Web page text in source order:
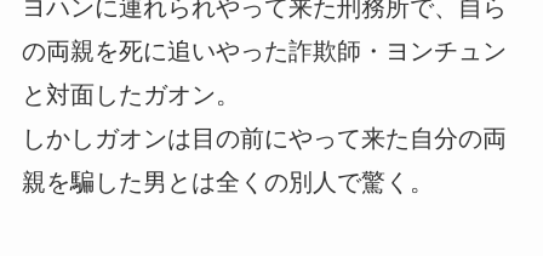
ヨハンに連れられやって来た刑務所で、自ら
の両親を死に追いやった詐欺師・ヨンチュン
と対面したガオン。
しかしガオンは目の前にやって来た自分の両
親を騙した男とは全くの別人で驚く。